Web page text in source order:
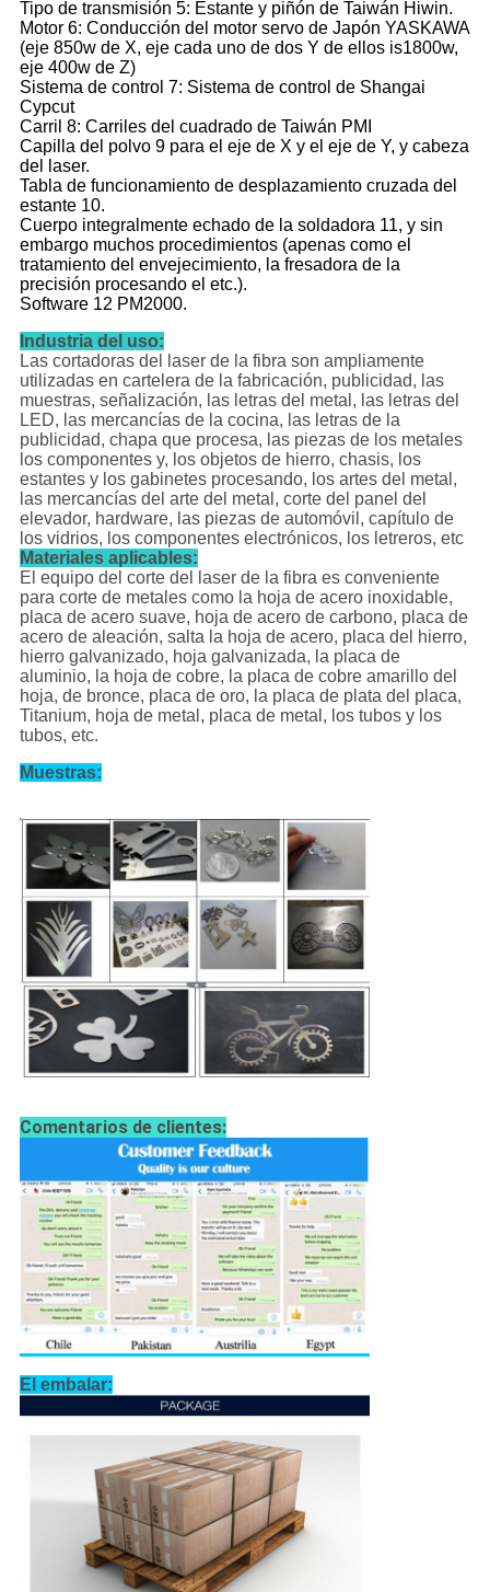
Tipo de transmisión 5: Estante y piñón de Taiwán Hiwin.
Motor6: Conducción del motor servo de Japón YASKAWA
(eje 850w de X, eje cada uno de dos Y de ellos is1800w,
eje 400w de Z)
Sistema de control 7: Sistema de control de Shangai
Cypcut
Carril 8: Carrilesdel cuadrado de Taiwán PMI
Capilla del polvo 9 para el eje de X y el eje de Y, y cabeza
del laser.
Tabla de funcionamiento de desplazamiento cruzada del
estante 10.
Cuerpo integralmente echado de la soldadora 11, y sin
embargo muchos procedimientos (apenas como el
tratamiento del envejecimiento, la fresadora de la
precisión procesando el etc.).
Software 12 PM2000.
Industria del uso:
Las cortadoras del laser de la fibra son ampliamente
utilizadas en cartelera de la fabricación, publicidad, las
muestras, señalización, las letras del metal, las letras del
LED, las mercancías de la cocina, las letras de la
publicidad, chapa que procesa, las piezas de los metales
los componentes y, los objetos de hierro, chasis, los
estantes y los gabinetes procesando, los artes del metal,
las mercancías del arte del metal, corte del panel del
elevador, hardware, las piezas de automóvil, capítulo de
los vidrios, los componentes electrónicos, los letreros, etc
Materiales aplicables:
El equipo del corte del laser de la fibra es conveniente
para corte de metales como la hoja de acero inoxidable,
placa de acero suave, hoja de acero de carbono, placa de
acero de aleación, salta la hoja de acero, placa del hierro,
hierro galvanizado, hoja galvanizada, la placa de
aluminio, la hoja de cobre, la placa de cobre amarillo del
hoja, de bronce, placa de oro, la placa de plata del placa,
Titanium, hoja de metal, placa de metal, los tubos y los
tubos, etc.
Muestras:
Comentarios de clientes:
El embalar: